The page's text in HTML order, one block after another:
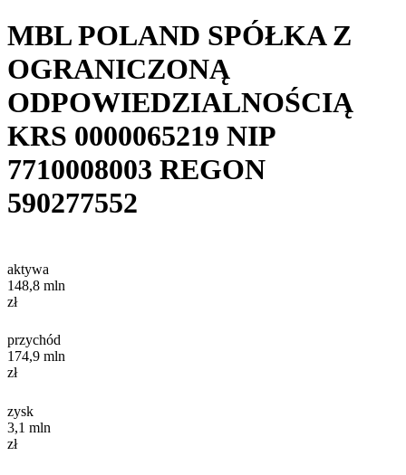
MBL POLAND SPÓŁKA Z
OGRANICZONĄ
ODPOWIEDZIALNOŚCIĄ
KRS 0000065219 NIP
7710008003 REGON
590277552
aktywa
148,8 mln
zł
przychód
174,9 mln
zł
zysk
3,1 mln
zł